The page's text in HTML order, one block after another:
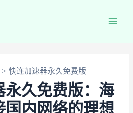
快连加速器永久免费版
永久免费版：海
国内网络的理想